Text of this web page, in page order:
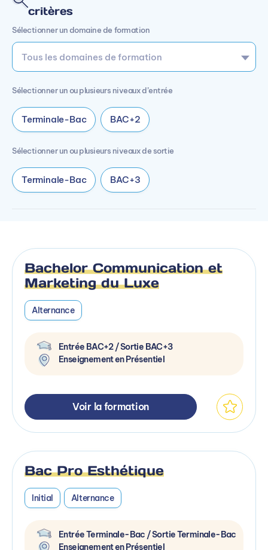
critères
Sélectionner un domaine de formation
Sélectionner un ou plusieurs niveaux d’entrée
Terminale-Bac BAC+2
Sélectionner un ou plusieurs niveaux de sortie
Terminale-Bac BAC+3
Bachelor Communication et
Marketing du Luxe
Alternance
Entrée BAC+2 / Sortie BAC+3
Enseignement en Présentiel
Voir la formation
Bac Pro Esthétique
Initial Alternance
Entrée Terminale-Bac / Sortie Terminale-Bac
Enseignement en Présentiel